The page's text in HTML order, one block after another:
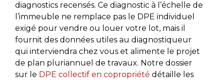
diagnostics recensés. Ce diagnostic à l’échelle de
l’immeuble ne remplace pas le DPE individuel
exigé pour vendre ou louer votre lot, mais il
fournit des données utiles au diagnostiqueur
qui interviendra chez vous et alimente le projet
de plan pluriannuel de travaux. Notre dossier
sur le DPE collectif en copropriété détaille les